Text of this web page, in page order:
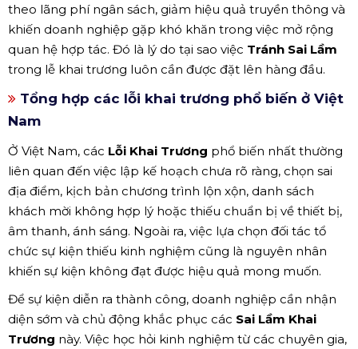
theo lãng phí ngân sách, giảm hiệu quả truyền thông và
khiến doanh nghiệp gặp khó khăn trong việc mở rộng
quan hệ hợp tác. Đó là lý do tại sao việc Tránh Sai Lầm
trong lễ khai trương luôn cần được đặt lên hàng đầu.
Tổng hợp các lỗi khai trương phổ biến ở Việt
Nam
Ở Việt Nam, các Lỗi Khai Trương phổ biến nhất thường
liên quan đến việc lập kế hoạch chưa rõ ràng, chọn sai
địa điểm, kịch bản chương trình lộn xộn, danh sách
khách mời không hợp lý hoặc thiếu chuẩn bị về thiết bị,
âm thanh, ánh sáng. Ngoài ra, việc lựa chọn đối tác tổ
chức sự kiện thiếu kinh nghiệm cũng là nguyên nhân
khiến sự kiện không đạt được hiệu quả mong muốn.
Để sự kiện diễn ra thành công, doanh nghiệp cần nhận
diện sớm và chủ động khắc phục các Sai Lầm Khai
Trương này. Việc học hỏi kinh nghiệm từ các chuyên gia,